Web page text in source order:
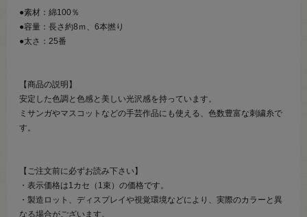
●素材：綿100％
●容量：長さ約8ｍ、6本撚り
●太さ：25番
【商品の説明】
安定した色調と色感と美しい光沢感を持っています。
ミサンガやマスコットなどの手芸作品にも使える、色数豊富な刺繍糸で
す。
【ご注文前に必ずお読み下さい】
・表示価格は1カセ（1束）の価格です。
・製造ロット、ディスプレイや視覚環境などにより、実際のカラーと異
なる場合がございます。